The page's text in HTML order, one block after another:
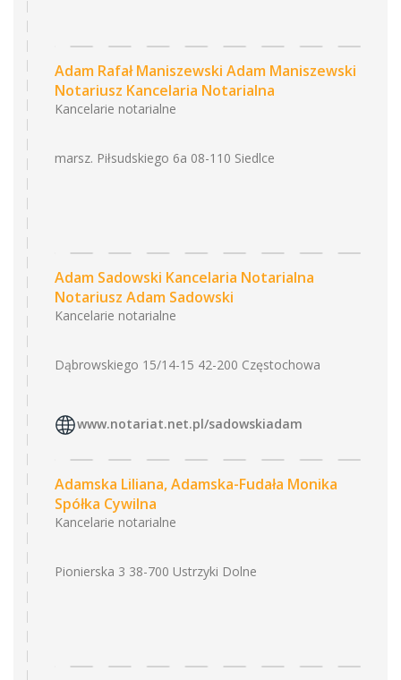
Adam Rafał Maniszewski Adam Maniszewski
Notariusz Kancelaria Notarialna
Kancelarie notarialne
marsz. Piłsudskiego 6a 08-110 Siedlce
Adam Sadowski Kancelaria Notarialna
Notariusz Adam Sadowski
Kancelarie notarialne
Dąbrowskiego 15/14-15 42-200 Częstochowa
www.notariat.net.pl/sadowskiadam
Adamska Liliana, Adamska-Fudała Monika
Spółka Cywilna
Kancelarie notarialne
Pionierska 3 38-700 Ustrzyki Dolne